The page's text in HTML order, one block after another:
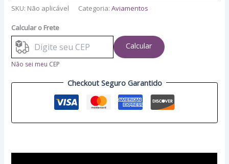
SKU: Não aplicável Categoria:Aviamentos
Calcular o Frete
Calcular
Não sei meu CEP
Checkout Seguro Garantido